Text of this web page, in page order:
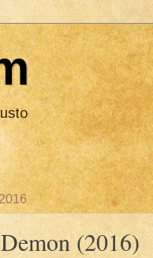
(2016)